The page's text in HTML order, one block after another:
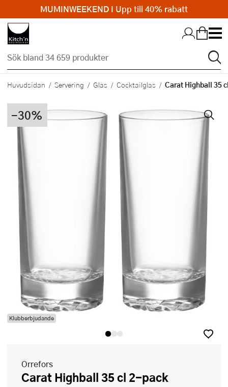
Hopp till huvudinnehållet
Huvudsidan Servering Glas Cocktailglas Carat Highball 35
-30%
Klubberbjudande
Orrefors
Carat Highball 35 cl 2-pack
MUMINWEEKEND I Upp till 40% rabatt